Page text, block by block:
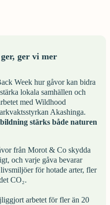
ger vi mer
Week hur gåvor kan bidra
lokala samhällen och
med Wildhood
Akashinga.
stärks både naturen
från Morot & Co skydda
och varje gåva bevarar
för hotade arter, fler
CO₂.
arbetet för fler än 20